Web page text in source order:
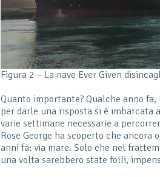
Figura 2 – La nave Ever Given
Quanto importante? Qualche anno
per darle una risposta si è imbarcata
varie settimane necessarie a
Rose George ha scoperto che
anni fa: via mare. Solo che nel
una volta sarebbero state folli,